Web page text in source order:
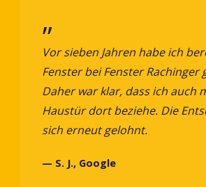
„
Vor sieben Jahren habe ich
Fenster bei Fenster Rachinger
Daher war klar, dass ich auch
Haustür dort beziehe. Die
sich erneut gelohnt.
— S. J., Google